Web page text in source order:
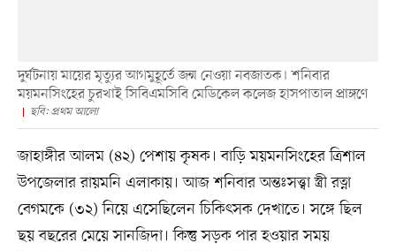
দুর্ঘটনায় মায়ের মৃত্যুর আগমুহূর্তে জন্ম নেওয়া নবজাতক। শনিবার
ময়মনসিংহের চুরখাই সিবিএমসিবি মেডিকেল কলেজ হাসপাতাল প্রাঙ্গণে
ছবি: প্রথম আলো
জাহাঙ্গীর আলম (৪২) পেশায় কৃষক। বাড়ি ময়মনসিংহের ত্রিশাল
উপজেলার রায়মনি এলাকায়। আজ শনিবার অন্তঃসত্ত্বা স্ত্রী রত্না
বেগমকে (৩২) নিয়ে এসেছিলেন চিকিৎসক দেখাতে। সঙ্গে ছিল
ছয় বছরের মেয়ে সানজিদা। কিন্তু সড়ক পার হওয়ার সময়